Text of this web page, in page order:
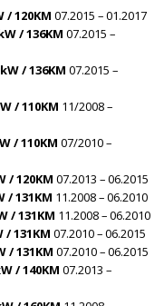
/ 120KM 07.2015 – 01.2017
/ 136KM 07.2015 –
/ 136KM 07.2015 –
/ 110KM 11/2008 –
/ 110KM 07/2010 –
/ 120KM 07.2013 – 06.2015
/ 131KM 11.2008 – 06.2010
/ 131KM 11.2008 – 06.2010
/ 131KM 07.2010 – 06.2015
/ 131KM 07.2010 – 06.2015
/ 140KM07.2013 –